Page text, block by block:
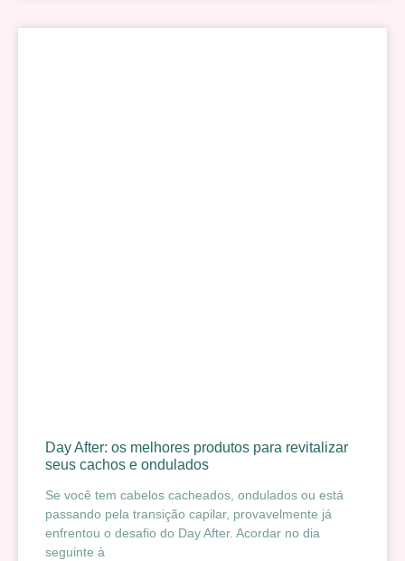
Day After: os melhores produtos para revitalizar
seus cachos e ondulados
Se você tem cabelos cacheados, ondulados ou está
passando pela transição capilar, provavelmente já
enfrentou o desafio do Day After. Acordar no dia
seguinte à